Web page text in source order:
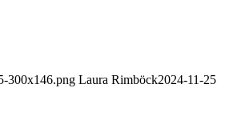
300x146.png Laura Rimböck2024-11-25